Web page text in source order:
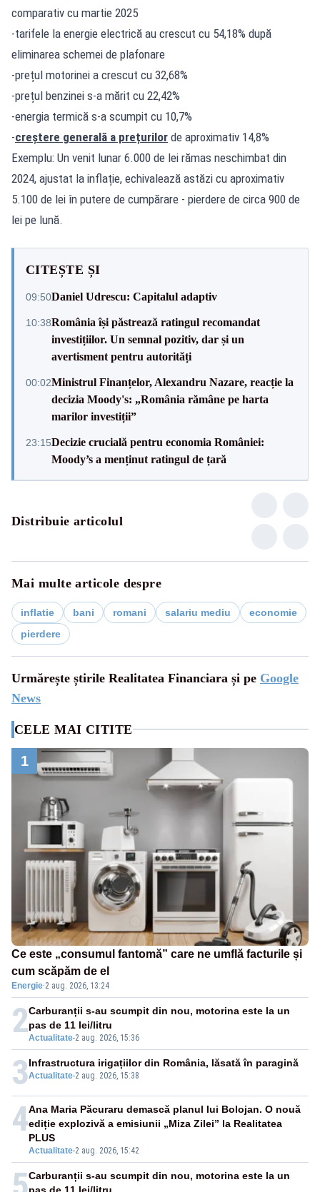
comparativ cu martie 2025
-tarifele la energie electrică au crescut cu 54,18% după
eliminarea schemei de plafonare
-prețul motorinei a crescut cu 32,68%
-prețul benzinei s-a mărit cu 22,42%
-energia termică s-a scumpit cu 10,7%
-creștere generală a prețurilor de aproximativ 14,8%
Exemplu: Un venit lunar 6.000 de lei rămas neschimbat din
2024, ajustat la inflație, echivalează astăzi cu aproximativ
5.100 de lei în putere de cumpărare - pierdere de circa 900 de
lei pe lună.
CITEȘTE ȘI
09:50Daniel Udrescu: Capitalul adaptiv
10:38România își păstrează ratingul recomandat
investițiilor. Un semnal pozitiv, dar și un
avertisment pentru autorități
00:02Ministrul Finanțelor, Alexandru Nazare, reacție la
decizia Moody's: „România rămâne pe harta
marilor investiții”
23:15Decizie crucială pentru economia României:
Moody’s a menținut ratingul de țară
Distribuie articolul
Mai multe articole despre
inflatie bani romani salariu mediu
economie
pierdere
Urmărește știrile Realitatea Financiara și pe Google
News
CELE MAI CITITE
1
Ce este „consumul fantomă” care ne umflă facturile și
cum scăpăm de el
Energie·2 aug. 2026, 13:24
2Actualitate-2 aug. 2026, 15:36
Carburanții s-au scumpit din nou, motorina este la un
pas de 11 lei/litru
3Actualitate-2 aug. 2026, 15:38
Infrastructura irigațiilor din România, lăsată în paragină
4
Actualitate-2 aug. 2026, 15:42
Ana Maria Păcuraru demască planul lui Bolojan. O nouă
ediție explozivă a emisiunii „Miza Zilei” la Realitatea
PLUS
Carburanții s-au scumpit din nou, motorina este la un